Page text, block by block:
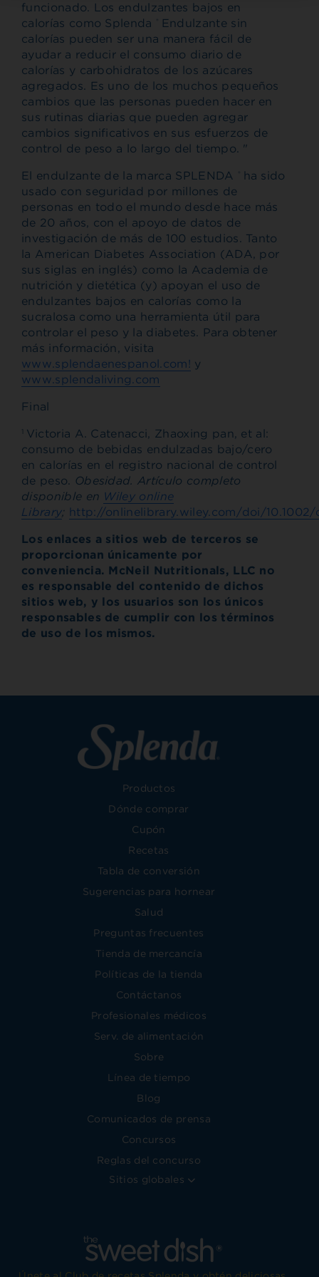
funcionado. Los endulzantes bajos en
calorías como Splenda
Endulzante sin
calorías pueden ser una manera fácil de
ayudar a reducir el consumo diario de
calorías y carbohidratos de los azúcares
agregados. Es uno de los muchos pequeños
cambios que las personas pueden hacer en
sus rutinas diarias que pueden agregar
cambios significativos en sus esfuerzos de
control de peso a lo largo del tiempo. "
El endulzante de la marca SPLENDA
ha sido
usado con seguridad por millones de
personas en todo el mundo desde hace más
de 20 años, con el apoyo de datos de
investigación de más de 100 estudios. Tanto
la American Diabetes Association (ADA, por
sus siglas en inglés) como la Academia de
nutrición y dietética (y) apoyan el uso de
endulzantes bajos en calorías como la
sucralosa como una herramienta útil para
controlar el peso y la diabetes. Para obtener
más información, visita
www.splendaenespanol.com! y
www.splendaliving.com
Final
1 Victoria A. Catenacci, Zhaoxing pan, et al:
consumo de bebidas endulzadas bajo/cero
en calorías en el registro nacional de control
de peso. Obesidad. Artículo completo
disponible en Wiley online
Library; http://onlinelibrary.wiley.com/doi/
Los enlaces a sitios web de terceros se
proporcionan únicamente por
conveniencia. McNeil Nutritionals, LLC no
es responsable del contenido de dichos
sitios web, y los usuarios son los únicos
responsables de cumplir con los términos
de uso de los mismos.
Productos
Dónde comprar
Cupón
Recetas
Tabla de conversión
Sugerencias para hornear
Salud
Preguntas frecuentes
Tienda de mercancía
Políticas de la tienda
Contáctanos
Profesionales médicos
Serv. de alimentación
Sobre
Línea de tiempo
Blog
Comunicados de prensa
Concursos
Reglas del concurso
Sitios globales